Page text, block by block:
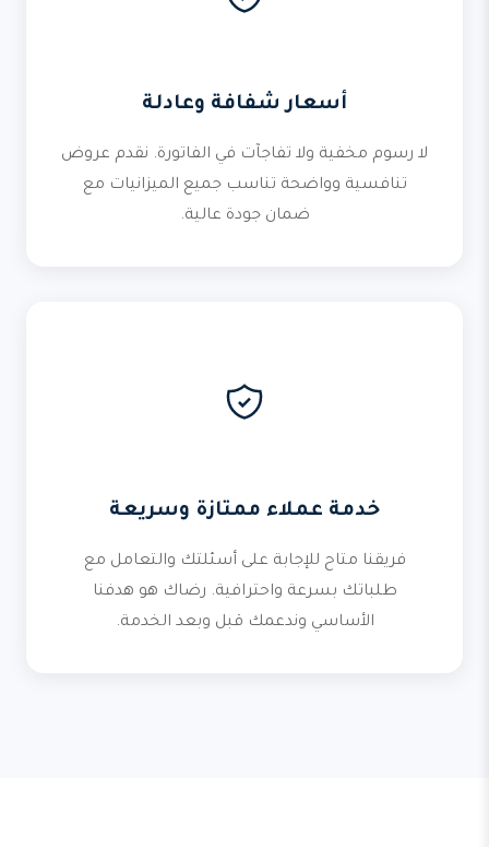
أسعار شفافة وعادلة
لا رسوم مخفية ولا تفاجآت في الفاتورة. نقدم عروض
تنافسية وواضحة تناسب جميع الميزانيات مع
ضمان جودة عالية.
خدمة عملاء ممتازة وسريعة
فريقنا متاح للإجابة على أسئلتك والتعامل مع
طلباتك بسرعة واحترافية. رضاك هو هدفنا
الأساسي وندعمك قبل وبعد الخدمة.